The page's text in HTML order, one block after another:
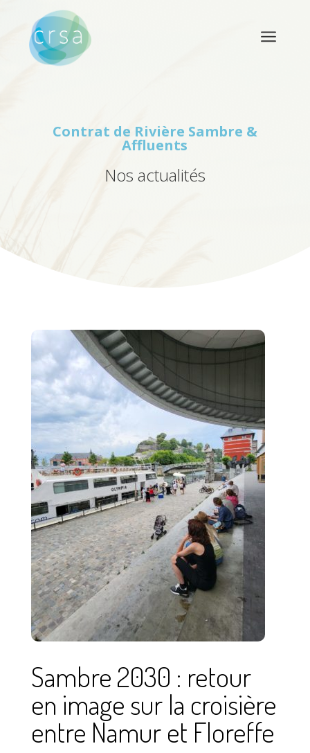
a
Contrat de Rivière Sambre &
Affluents
Nos actualités
Sambre 2030 : retour
en image sur la croisière
entre Namur et Floreffe